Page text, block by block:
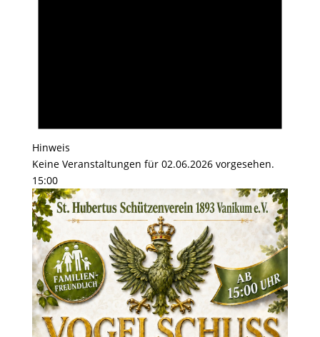
Hinweis
Keine Veranstaltungen für 02.06.2026 vorgesehen.
15:00